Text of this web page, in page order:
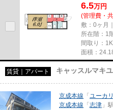
6.5万円
(管理費・
敷：0ヶ月
所在階：1
間取り：1K
面積：
賃貸｜アパート キャッスルマキ
京成本線 「 ユーカ
京成本線 「 志津 」